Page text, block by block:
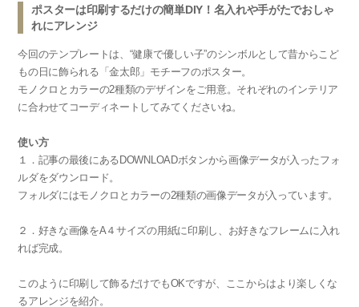
ポスターは印刷するだけの簡単DIY！名入れや手がたでおしゃ
れにアレンジ
今回のテンプレートは、“健康で優しい子”のシンボルとして昔からこど
もの日に飾られる「金太郎」モチーフのポスター。
モノクロとカラーの2種類のデザインをご用意。それぞれのインテリア
に合わせてコーディネートしてみてくださいね。
使い方
１．記事の最後にあるDOWNLOADボタンから画像データが入ったフォ
ルダをダウンロード。
フォルダにはモノクロとカラーの2種類の画像データが入っています。
２．好きな画像をA４サイズの用紙に印刷し、お好きなフレームに入れ
れば完成。
このように印刷して飾るだけでもOKですが、ここからはより楽しくな
るアレンジを紹介。